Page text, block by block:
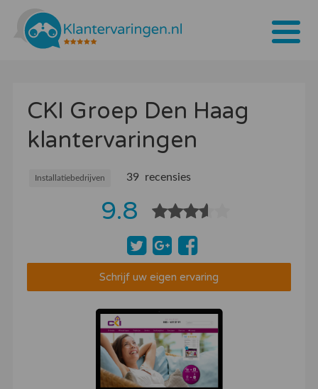
Tarieven
Bedrijven
Over ons
CKI Groep Den Haag
klantervaringen
Installatiebedrijven 39 recensies
9.8
Schrijf uw eigen ervaring